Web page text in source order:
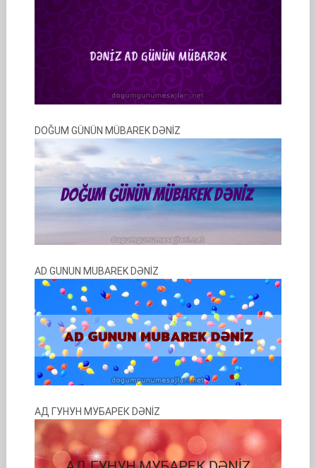
DOĞUM GÜNÜN MÜBAREK DƏNİZ
AD GUNUN MUBAREK DƏNİZ
АД ГУНУН МУБАРЕК DƏNİZ